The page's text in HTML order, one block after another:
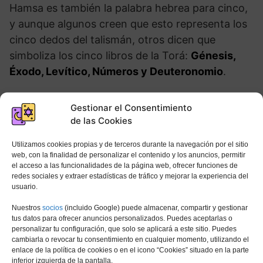
Gestionar el Consentimiento
de las Cookies
Utilizamos cookies propias y de terceros durante la navegación por el sitio
web, con la finalidad de personalizar el contenido y los anuncios, permitir
el acceso a las funcionalidades de la página web, ofrecer funciones de
redes sociales y extraer estadísticas de tráfico y mejorar la experiencia del
usuario.
Nuestros socios (incluido Google) puede almacenar, compartir y gestionar
tus datos para ofrecer anuncios personalizados. Puedes aceptarlas o
personalizar tu configuración, que solo se aplicará a este sitio. Puedes
cambiarla o revocar tu consentimiento en cualquier momento, utilizando el
enlace de la política de cookies o en el icono “Cookies” situado en la parte
inferior izquierda de la pantalla.
Hamsa es también la palabra hebrea para cinco,
y aunque algunos creen que esto representa los
cinco dedos del talismán, otros dicen que
simboliza los cinco libros de la Torá: Génesis,
Éxodo, Levítico, Números y Deuteronomio.
En la cultura musulmana, La Mano de Fátima se
conoce como ‘La mano de Fátima’. Fatima Al
primera esposa, Khadija. Se dice que ‘Al Zahra’
significa el brillante. Como Fátima es vista como
pura y sin pecado, La Mano de Fátima se
fuerza.
La Mano de Fátimasimboliza los Cinco Pilares
del Islam: Fe, Oración, Peregrinación, Ayuno y